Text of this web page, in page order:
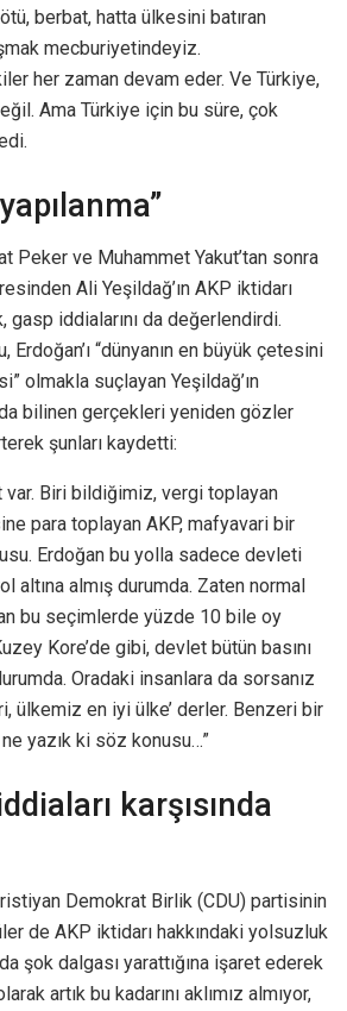
berbat, hatta ülkesini batıran
mecburiyetindeyiz.
her zaman devam eder. Ve Türkiye,
Ama Türkiye için bu süre, çok
Peker ve Muhammet Yakut’tan sonra
Ali Yeşildağ’ın AKP iktidarı
gasp iddialarını da değerlendirdi.
Erdoğan’ı “dünyanın en büyük çetesini
olmakla suçlayan Yeşildağ’ın
bilinen gerçekleri yeniden gözler
şunları kaydetti:
var. Biri bildiğimiz, vergi toplayan
para toplayan AKP, mafyavari bir
Erdoğan bu yolla sadece devleti
altına almış durumda. Zaten normal
bu seçimlerde yüzde 10 bile oy
Kore’de gibi, devlet bütün basını
Oradaki insanlara da sorsanız
ülkemiz en iyi ülke’ derler. Benzeri bir
yazık ki söz konusu…”
karşısında
Demokrat Birlik (CDU) partisinin
de AKP iktidarı hakkındaki yolsuzluk
şok dalgası yarattığına işaret ederek
artık bu kadarını aklımız almıyor,